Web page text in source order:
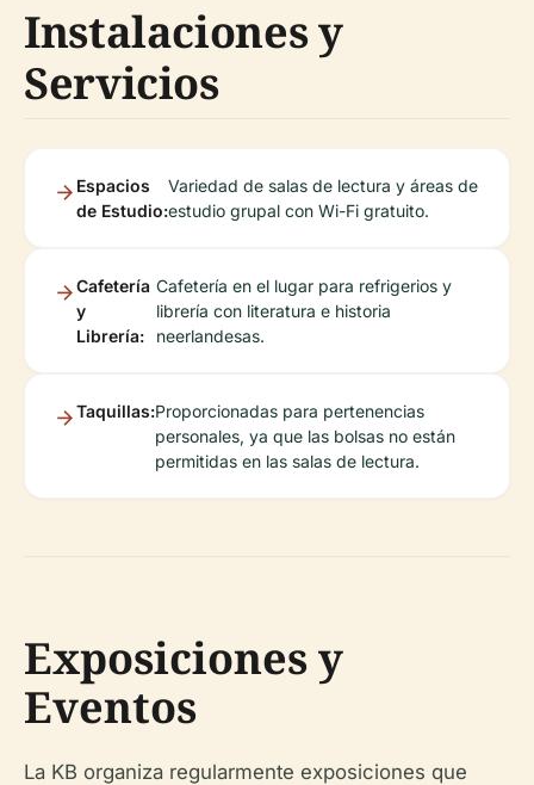
Instalaciones y
Servicios
Espacios
de Estudio:
Variedad de salas de lectura y áreas de
estudio grupal con Wi-Fi gratuito.
Cafetería
y
Librería:
Cafetería en el lugar para refrigerios y
librería con literatura e historia
neerlandesas.
Taquillas:Proporcionadas para pertenencias
personales, ya que las bolsas no están
permitidas en las salas de lectura.
Exposiciones y
Eventos
La KB organiza regularmente exposiciones que